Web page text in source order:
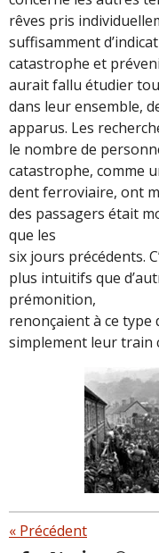
rêves pris
suffisamment
catastrophe et
aurait fallu étudier
dans leur ensemble,
apparus. Les
le nombre de
catastrophe, comme
dent ferroviaire, ont
des passagers était
que les
six jours précédents.
plus intuitifs que
prémonition,
renonçaient à ce
simplement leur train
« Précédent